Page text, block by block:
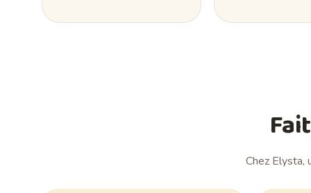
Chez Elysta,